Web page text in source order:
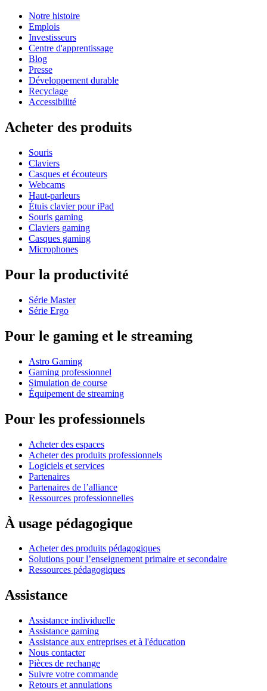
Notre histoire
Emplois
Investisseurs
Centre d'apprentissage
Blog
Presse
Développement durable
Recyclage
Accessibilité
Acheter des produits
Souris
Claviers
Casques et écouteurs
Webcams
Haut-parleurs
Étuis clavier pour iPad
Souris gaming
Claviers gaming
Casques gaming
Microphones
Pour la productivité
Série Master
Série Ergo
Pour le gaming et le streaming
Astro Gaming
Gaming professionnel
Simulation de course
Équipement de streaming
Pour les professionnels
Acheter des espaces
Acheter des produits professionnels
Logiciels et services
Partenaires
Partenaires de l’alliance
Ressources professionnelles
À usage pédagogique
Acheter des produits pédagogiques
Solutions pour l’enseignement primaire et secondaire
Ressources pédagogiques
Assistance
Assistance individuelle
Assistance gaming
Assistance aux entreprises et à l'éducation
Nous contacter
Pièces de rechange
Suivre votre commande
Retours et annulations